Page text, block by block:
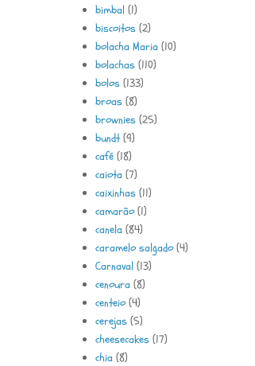
bimbal (1)
biscoitos (2)
bolacha Maria (10)
bolachas (110)
bolos (133)
broas (8)
brownies (25)
bundt (9)
café (18)
caiota (7)
caixinhas (11)
camarão (1)
canela (84)
caramelo salgado (4)
Carnaval (13)
cenoura (8)
centeio (4)
cerejas (5)
cheesecakes (17)
chia (8)